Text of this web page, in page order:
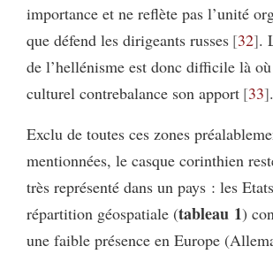
importance et ne reflète pas l’unité
que défend les dirigeants russes 32 .
de l’hellénisme est donc difficile là
culturel contrebalance son apport 33 .
Exclu de toutes ces zones
mentionnées, le casque corinthien
très représenté dans un pays : les
répartition géospatiale (tableau 1)
une faible présence en Europe